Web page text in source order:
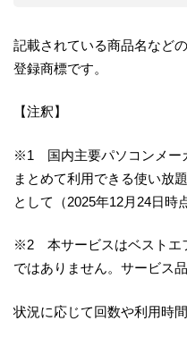
記載されている商品名など
登録商標です。
【注釈】
※1 国内主要パソコンメー
まとめて利用できる使い放
として（2025年12月24日時
※2 本サービスはベストエ
ではありません。サービス
状況に応じて回数や利用時